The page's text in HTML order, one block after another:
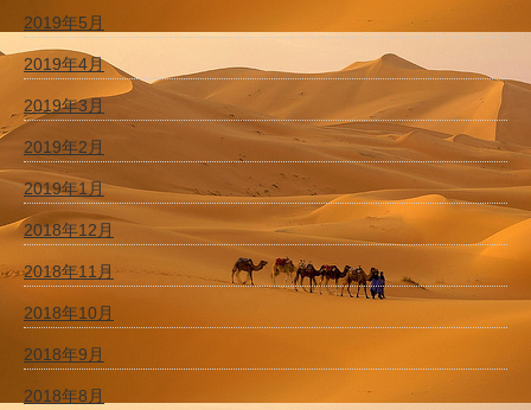
2019年5月
2019年4月
2019年3月
2019年2月
2019年1月
2018年12月
2018年11月
2018年10月
2018年9月
2018年8月